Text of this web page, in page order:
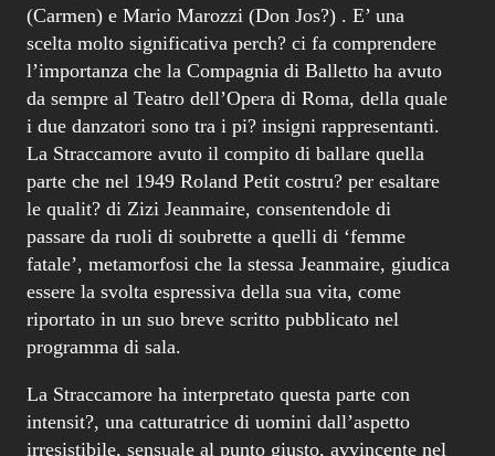
parte che nel 1949 Roland Petit costru? per esaltare
le qualit? di Zizi Jeanmaire, consentendole di
passare da ruoli di soubrette a quelli di ‘femme
fatale’, metamorfosi che la stessa Jeanmaire, giudica
essere la svolta espressiva della sua vita, come
riportato in un suo breve scritto pubblicato nel
programma di sala.
La Straccamore ha interpretato questa parte con
intensit?, una catturatrice di uomini dall’aspetto
irresistibile, sensuale al punto giusto, avvincente nel
dramma finale. E’ stata ben coadiuvata da Mario
Marozzi che ci ha regalato un Jos? innamorato ed
Il successo della serata ? dovuto anche a Luigi
Bonino, stretto collaboratore di Petit, che ha prestato